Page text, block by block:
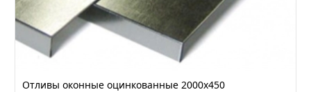
Отливы оконные оцинкованные 2000х450